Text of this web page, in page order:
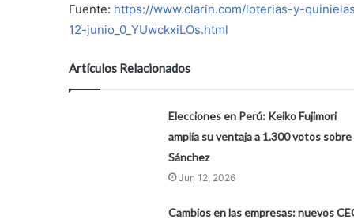
Fuente: https://www.clarin.com/loterias-y-
12-junio_0_YUwckxiLOs.html
Artículos Relacionados
Elecciones en Perú: Keiko Fujimori
amplía su ventaja a 1.300 votos sobre
Sánchez
Jun 12, 2026
Cambios en las empresas: nuevos